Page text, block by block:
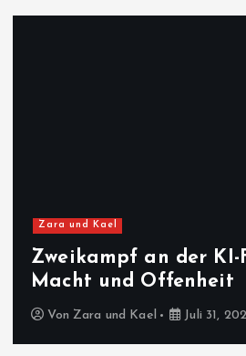
Zara und Kael
Zweikampf an der KI-
Macht und Offenheit
Von Zara und Kael Juli 31,